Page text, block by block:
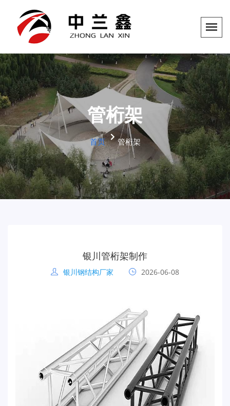
管桁架
首页 管桁架
银川管桁架制作
银川钢结构厂家 2026-06-08